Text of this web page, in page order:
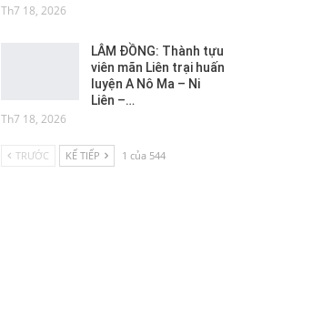
Th7 18, 2026
LÂM ĐỒNG: Thành tựu
viên mãn Liên trại huấn
luyện A Nô Ma – Ni
Liên –…
Th7 18, 2026
TRƯỚC KẾ TIẾP 1 của 544